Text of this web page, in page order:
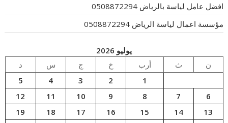
افضل عامل لياسة بالرياض 0508872294
مؤسسة اعمال لياسة الرياض 0508872294
يوليو 2026
ن
ث أرب خ ج س
د
1
2
3
4
5
6
7
8
9
10
11
12
13
14
15
16
17
18
19